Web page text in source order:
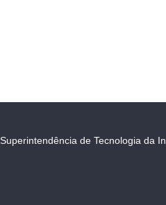
Superintendência de Tecnologia da